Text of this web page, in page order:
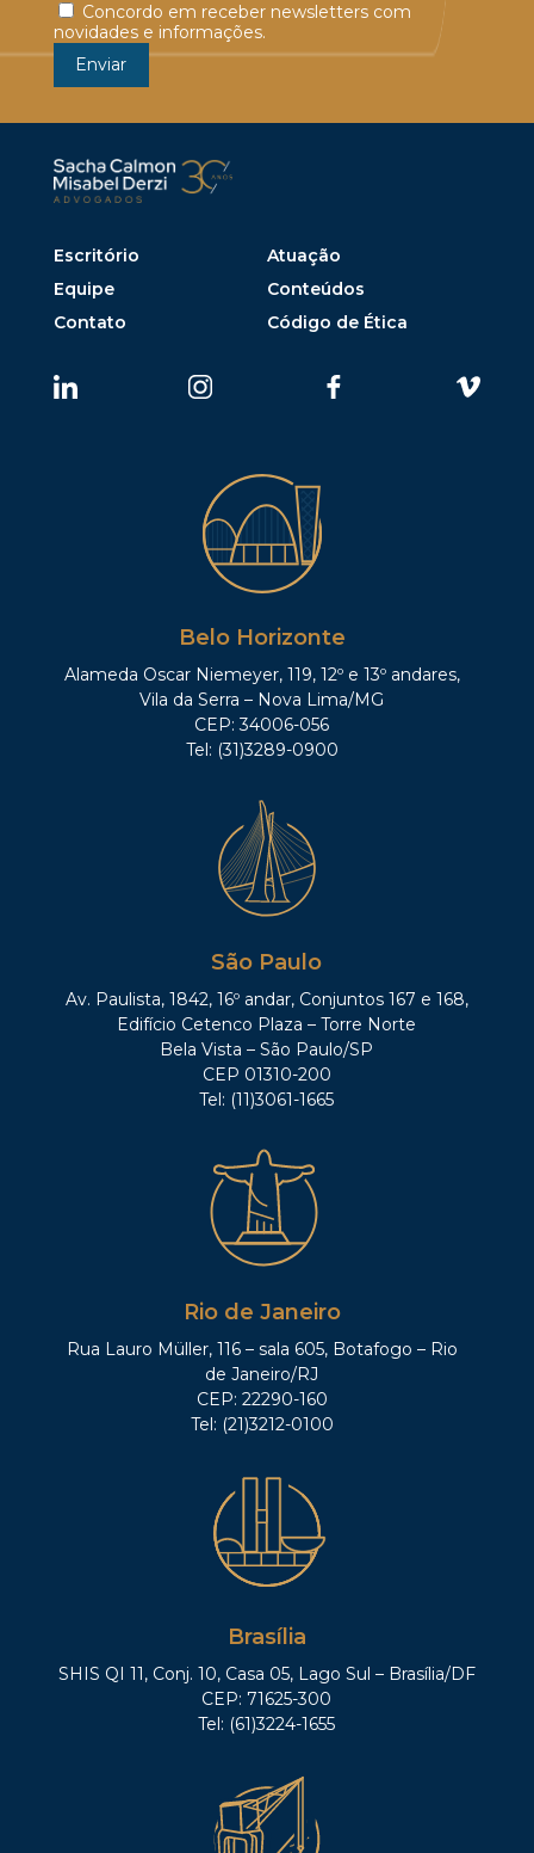
Concordo em receber newsletters com
novidades e informações.
Escritório
Atuação
Equipe
Conteúdos
Contato
Código de Ética
Belo Horizonte
Alameda Oscar Niemeyer, 119, 12º e 13º andares,
Vila da Serra – Nova Lima/MG
CEP: 34006-056
Tel: (31)3289-0900
São Paulo
Av. Paulista, 1842, 16º andar, Conjuntos 167 e 168,
Edifício Cetenco Plaza – Torre Norte
Bela Vista – São Paulo/SP
CEP 01310-200
Tel: (11)3061-1665
Rio de Janeiro
Rua Lauro Müller, 116 – sala 605, Botafogo – Rio
de Janeiro/RJ
CEP: 22290-160
Tel: (21)3212-0100
Brasília
SHIS QI 11, Conj. 10, Casa 05, Lago Sul – Brasília/DF
CEP: 71625-300
Tel: (61)3224-1655